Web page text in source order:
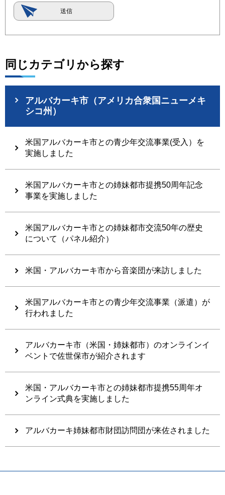
同じカテゴリから探す
アルバカーキ市（アメリカ合衆国ニューメキ
シコ州）
米国アルバカーキ市との青少年交流事業(受入）を
実施しました
米国アルバカーキ市との姉妹都市提携50周年記念
事業を実施しました
米国アルバカーキ市との姉妹都市交流50年の歴史
について（パネル紹介）
米国・アルバカーキ市から音楽団が来訪しました
米国アルバカーキ市との青少年交流事業（派遣）が
行われました
アルバカーキ市（米国・姉妹都市）のオンラインイ
ベントで佐世保市が紹介されます
米国・アルバカーキ市との姉妹都市提携55周年オ
ンライン式典を実施しました
アルバカーキ姉妹都市財団訪問団が来佐されました